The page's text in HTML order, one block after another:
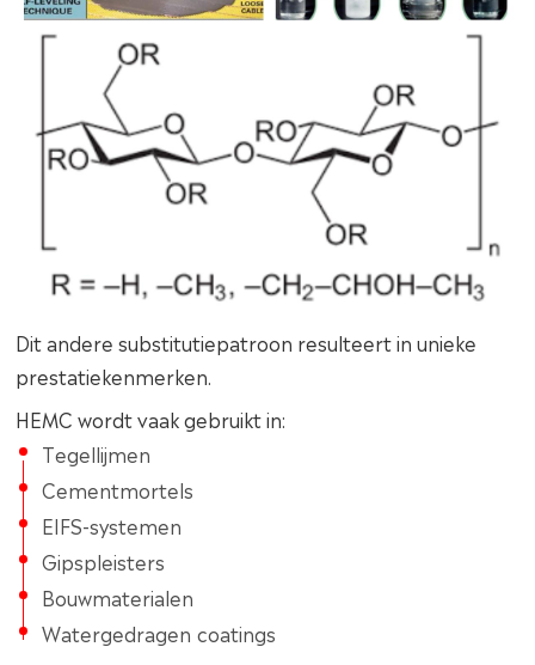
Dit andere substitutiepatroon resulteert in unieke
prestatiekenmerken.
HEMC wordt vaak gebruikt in:
Tegellijmen
Cementmortels
EIFS-systemen
Gipspleisters
Bouwmaterialen
Watergedragen coatings